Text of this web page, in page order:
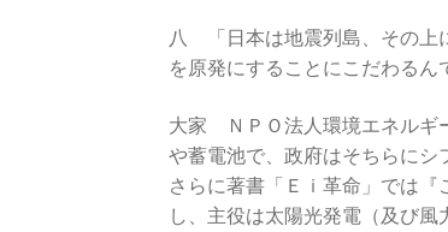
八 「日本は地震列島、その上
を原発にすることにこだわるん
大家 ＮＰＯ法人環境エネルギ
や蓄電池で、政府はそちらにシ
さらに著書「Ｅｉ革命」では
し、主役は太陽光発電（及び